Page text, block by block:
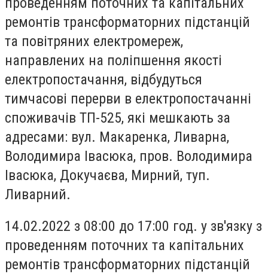
ремонтів трансформаторних підстанцій
та повітряних електромереж,
направлених на поліпшення якості
електропостачання, відбудуться
тимчасові перерви в електропостачанні
споживачів ТП-525, які мешкають за
адресами: вул. Макаренка, Ливарна,
Володимира Івасюка, пров. Володимира
Івасюка, Докучаєва, Мирний, туп.
Ливарний.
14.02.2022 з 08:00 до 17:00 год. у зв'язку з
проведенням поточних та капітальних
ремонтів трансформаторних підстанцій